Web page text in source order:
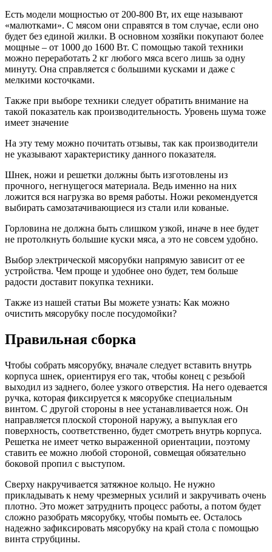
Есть модели мощностью от 200-800 Вт, их еще называют
«малютками». С мясом они справятся в том случае, если оно
будет без единой жилки. В основном хозяйки покупают более
мощные – от 1000 до 1600 Вт. С помощью такой техники
можно переработать 2 кг любого мяса всего лишь за одну
минуту. Она справляется с большими кусками и даже с
мелкими косточками.
Также при выборе техники следует обратить внимание на
такой показатель как производительность. Уровень шума тоже
имеет значение
На эту тему можно почитать отзывы, так как производители
не указывают характеристику данного показателя.
Шнек, ножи и решетки должны быть изготовлены из
прочного, негнущегося материала. Ведь именно на них
ложится вся нагрузка во время работы. Ножи рекомендуется
выбирать самозатачивающиеся из стали или кованые.
Горловина не должна быть слишком узкой, иначе в нее будет
не протолкнуть большие куски мяса, а это не совсем удобно.
Выбор электрической мясорубки напрямую зависит от ее
устройства. Чем проще и удобнее оно будет, тем больше
радости доставит покупка техники.
Также из нашей статьи Вы можете узнать: Как можно
очистить мясорубку после посудомойки?
Правильная сборка
Чтобы собрать мясорубку, вначале следует вставить внутрь
корпуса шнек, ориентируя его так, чтобы конец с резьбой
выходил из заднего, более узкого отверстия. На него одевается
ручка, которая фиксируется к мясорубке специальным
винтом. С другой стороны в нее устанавливается нож. Он
направляется плоской стороной наружу, а выпуклая его
поверхность, соответственно, будет смотреть внутрь корпуса.
Решетка не имеет четко выраженной ориентации, поэтому
ставить ее можно любой стороной, совмещая обязательно
боковой пропил с выступом.
Сверху накручивается затяжное кольцо. Не нужно
прикладывать к нему чрезмерных усилий и закручивать очень
плотно. Это может затруднить процесс работы, а потом будет
сложно разобрать мясорубку, чтобы помыть ее. Осталось
надежно зафиксировать мясорубку на край стола с помощью
винта струбцины.